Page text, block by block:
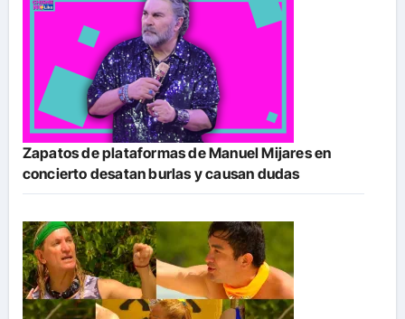
Zapatos de plataformas de Manuel Mijares en
concierto desatan burlas y causan dudas